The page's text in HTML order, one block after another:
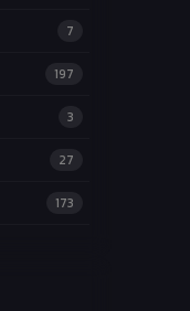
7
197
3
27
173